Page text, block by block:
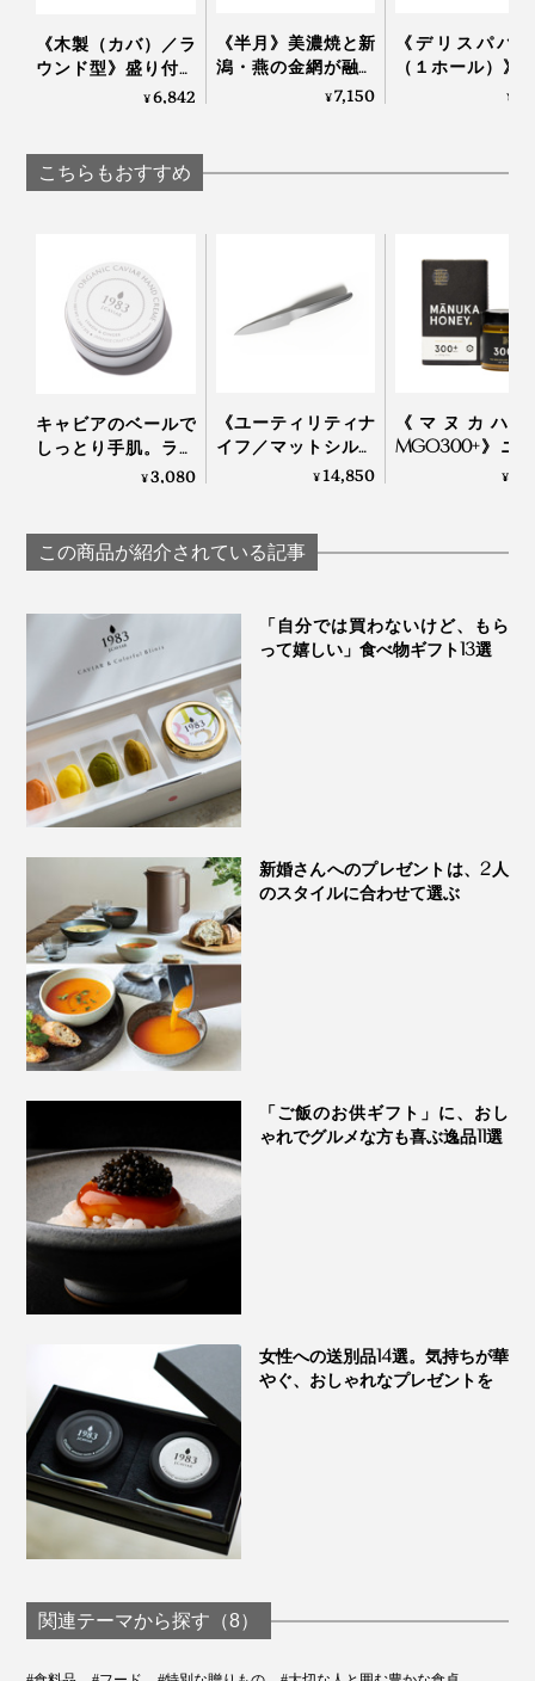
水と氷を1:1の割合でボウルに入れ、ビニール袋に入れたキャビア瓶を浸す。解凍
時間は50〜80分。
《木製（カバ）／ラ
ウンド型》盛り付け
が見違えて、会話が
¥6,842
《半月》美濃焼と新
潟・燕の金網が融合
した、網付きプレー
¥7,150
《デリスパパ
（１ホール）》
が華やぐ、ケー
¥
こちらもおすすめ
キャビアのベールで
しっとり手肌。ライ
トなつけ心地の
宮崎キャビア1983
¥3,080
《ユーティリティナ
イフ／マットシルバ
ー》0.3mmの極薄刃
に便利な小回りのき
く「小型包丁（刃渡
¥14,850
《マヌカハ
MGO300+》ニ
ジーランド政
¥
この商品が紹介されている記事
「自分では買わないけど、もら
って嬉しい」食べ物ギフト13選
新婚さんへのプレゼントは、2人
のスタイルに合わせて選ぶ
「ご飯のお供ギフト」に、おし
ゃれでグルメな方も喜ぶ逸品11選
女性への送別品14選。気持ちが華
やぐ、おしゃれなプレゼントを
関連テーマから探す（8）